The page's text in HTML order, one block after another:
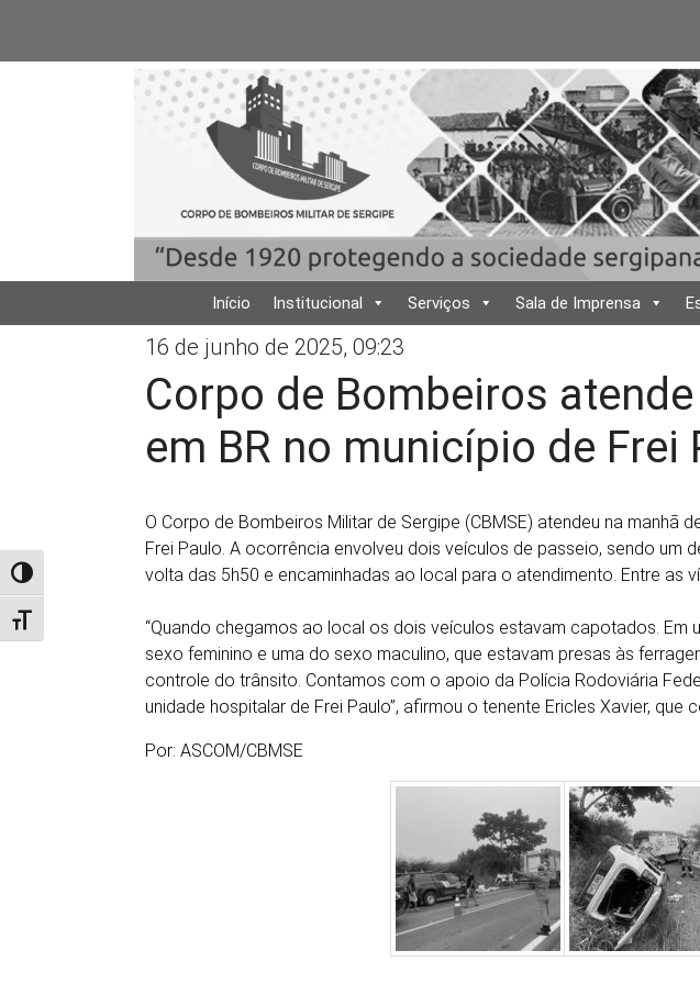
Alternar alto contraste
Alternar tamanho da fonte
Início Institucional Serviços Sala de Imprensa
16 de junho de 2025, 09:23
Corpo de Bombeiros
em BR no município de Frei
O Corpo de Bombeiros Militar de Sergipe (CBMSE) atendeu na
Frei Paulo. A ocorrência envolveu dois veículos de passeio, sendo
volta das 5h50 e encaminhadas ao local para o atendimento. Entre as
“Quando chegamos ao local os dois veículos estavam capotados.
sexo feminino e uma do sexo maculino, que estavam presas às
controle do trânsito. Contamos com o apoio da Polícia Rodoviária
unidade hospitalar de Frei Paulo”, afirmou o tenente Ericles Xavier, que
Por: ASCOM/CBMSE